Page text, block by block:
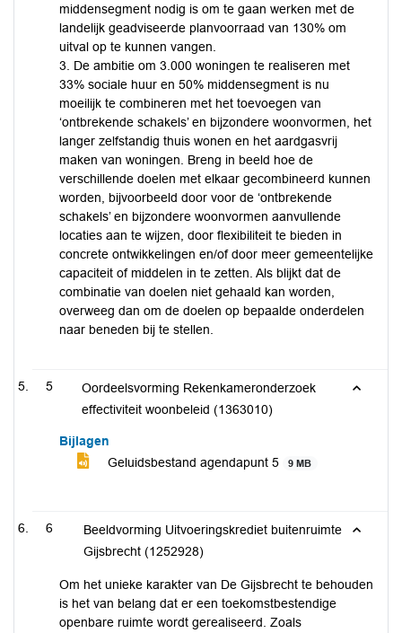
middensegment nodig is om te gaan werken met de
landelijk geadviseerde planvoorraad van 130% om
uitval op te kunnen vangen.
3. De ambitie om 3.000 woningen te realiseren met
33% sociale huur en 50% middensegment is nu
moeilijk te combineren met het toevoegen van
‘ontbrekende schakels’ en bijzondere woonvormen, het
langer zelfstandig thuis wonen en het aardgasvrij
maken van woningen. Breng in beeld hoe de
verschillende doelen met elkaar gecombineerd kunnen
worden, bijvoorbeeld door voor de ‘ontbrekende
schakels’ en bijzondere woonvormen aanvullende
locaties aan te wijzen, door flexibiliteit te bieden in
concrete ontwikkelingen en/of door meer gemeentelijke
capaciteit of middelen in te zetten. Als blijkt dat de
combinatie van doelen niet gehaald kan worden,
overweeg dan om de doelen op bepaalde onderdelen
naar beneden bij te stellen.
5
Oordeelsvorming Rekenkameronderzoek
effectiviteit woonbeleid (1363010)
Bijlagen
Geluidsbestand agendapunt 5
9 MB
6
Beeldvorming Uitvoeringskrediet buitenruimte
Gijsbrecht (1252928)
Om het unieke karakter van De Gijsbrecht te behouden
is het van belang dat er een toekomstbestendige
openbare ruimte wordt gerealiseerd. Zoals